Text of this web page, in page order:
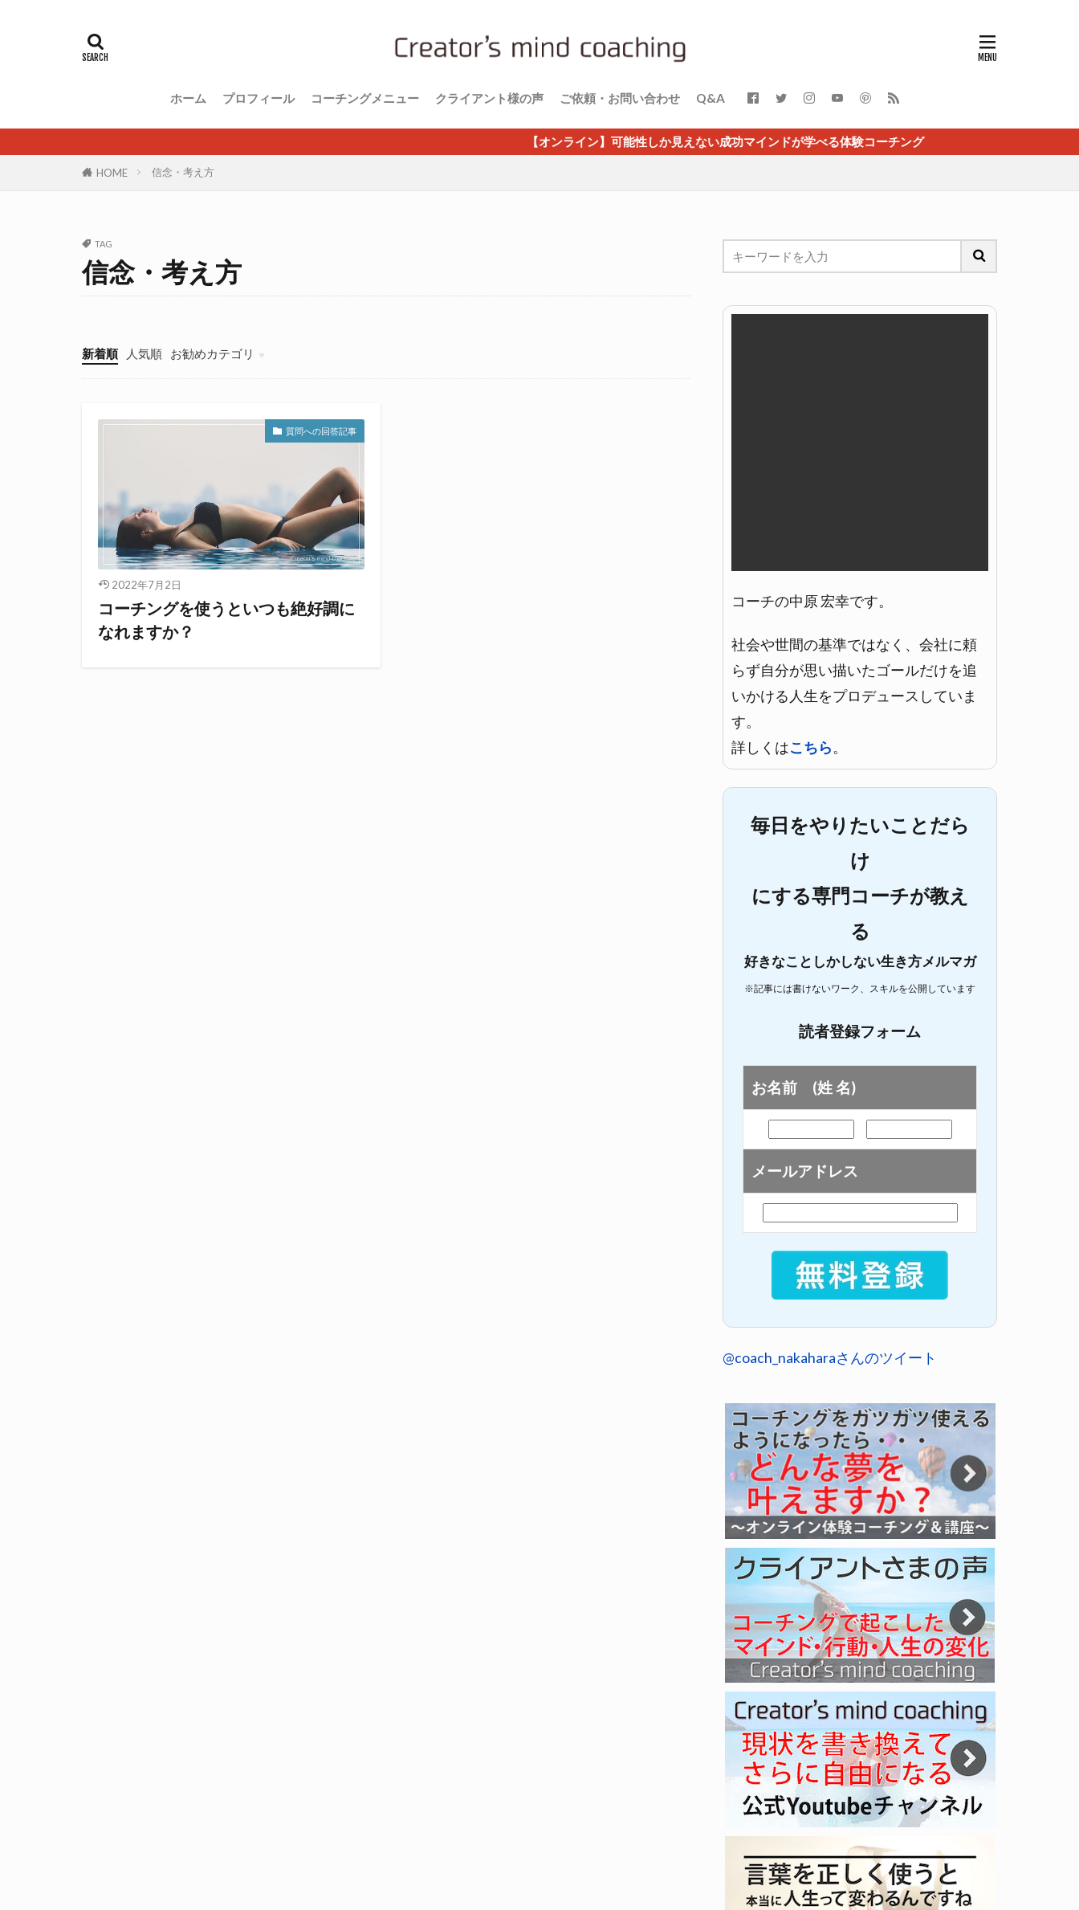
ホーム プロフィール コーチングメニュー クライアント様の声 ご依頼・お問い合わせ Q&A
【オンライン】可能性しか見えない成功マインドが学べる体験コーチング
HOME 信念・考え方
TAG
信念・考え方
新着順 人気順
お勧めカテゴリ
自分を変える方法論
恋愛・婚活・パートナー
仕事の悩み
自己肯定感
お金のマインドセット
コーチングの理論と実践を学ぶ
質問への回答記事
2022年7月2日
コーチングを使うといつも絶好調に
なれますか？
コーチの中原 宏幸です。
社会や世間の基準ではなく、会社に頼
らず自分が思い描いたゴールだけを追
いかける人生をプロデュースしていま
す。
詳しくはこちら。
毎日をやりたいことだら
け
にする専門コーチが教え
る
好きなことしかしない生き方メルマガ
※記事には書けないワーク、スキルを公開しています
読者登録フォーム
お名前 (姓 名)
メールアドレス
@coach_nakaharaさんのツイート